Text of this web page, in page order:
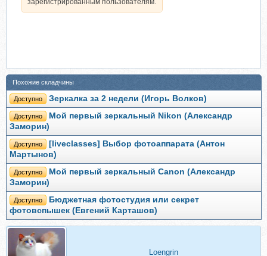
зарегистрированным пользователям.
Похожие складчины
Доступно Зеркалка за 2 недели (Игорь Волков)
Доступно
Мой первый зеркальный Nikon (Александр
Заморин)
Доступно
[liveclasses] Выбор фотоаппарата (Антон
Мартынов)
Доступно
Мой первый зеркальный Canon (Александр
Заморин)
Доступно
Бюджетная фотостудия или секрет
фотовспышек (Евгений Карташов)
Loengrin